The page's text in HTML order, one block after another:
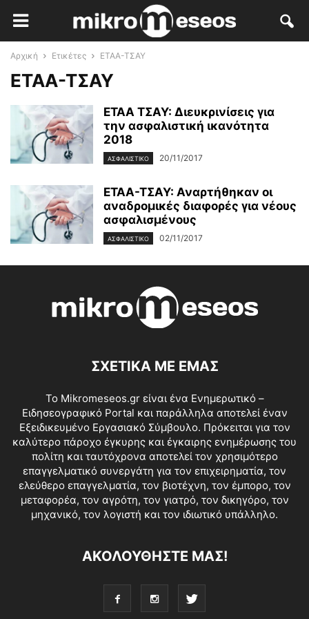
Αρχική Ετικέτες ΕΤΑΑ-ΤΣΑΥ
ΕΤΑΑ-ΤΣΑΥ
ΕΤΑΑ ΤΣΑΥ: Διευκρινίσεις για
την ασφαλιστική ικανότητα
2018
ΑΣΦΑΛΙΣΤΙΚΌ 20/11/2017
ΕΤΑΑ-ΤΣΑΥ: Αναρτήθηκαν οι
αναδρομικές διαφορές για νέους
ασφαλισμένους
ΑΣΦΑΛΙΣΤΙΚΌ 02/11/2017
ΣΧΕΤΙΚΑ ΜΕ ΕΜΑΣ
Το Mikromeseos.gr είναι ένα Ενημερωτικό –
Ειδησεογραφικό Portal και παράλληλα αποτελεί έναν
Εξειδικευμένο Εργασιακό Σύμβουλο. Πρόκειται για τον
καλύτερο πάροχο έγκυρης και έγκαιρης ενημέρωσης του
πολίτη και ταυτόχρονα αποτελεί τον χρησιμότερο
επαγγελματικό συνεργάτη για τον επιχειρηματία, τον
ελεύθερο επαγγελματία, τον βιοτέχνη, τον έμπορο, τον
μεταφορέα, τον αγρότη, τον γιατρό, τον δικηγόρο, τον
μηχανικό, τον λογιστή και τον ιδιωτικό υπάλληλο.
ΑΚΟΛΟΥΘΗΣΤΕ ΜΑΣ!